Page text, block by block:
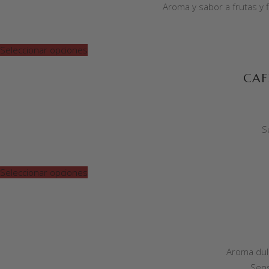
Aroma y sabor a frutas y
Seleccionar opciones
Seleccionar opciones
Aroma